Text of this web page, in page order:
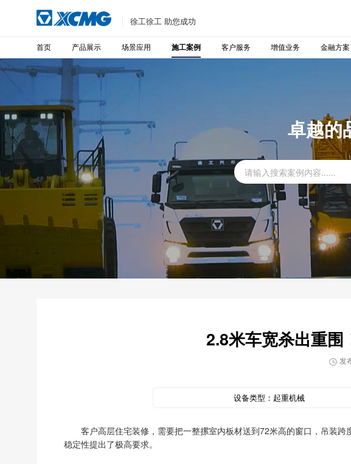
徐工徐工 助您成功
首页 产品展示 场景应用 施工案例 客户服务 增值业务 金融方案
卓越的
2.8米车宽杀出重
 发
设备类型： 起重机械
客户高层住宅装修，需要把一整摞室内板材送到72米高的窗口，吊装
稳定性提出了极高要求。